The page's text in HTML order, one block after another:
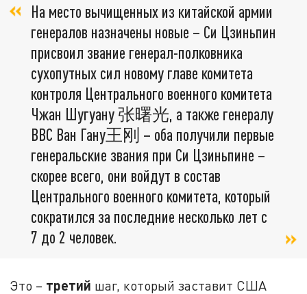
На место вычищенных из китайской армии
генералов назначены новые – Си Цзиньпин
присвоил звание генерал-полковника
сухопутных сил новому главе комитета
контроля Центрального военного комитета
Чжан Шугуану 张曙光, а также генералу
ВВС Ван Гану王刚 – оба получили первые
генеральские звания при Си Цзиньпине –
скорее всего, они войдут в состав
Центрального военного комитета, который
сократился за последние несколько лет с
7 до 2 человек.
Это – третий шаг, который заставит США